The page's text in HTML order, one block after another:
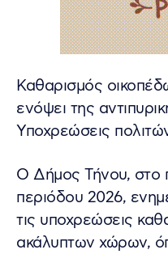
Καθαρισμός
ενόψει της
Υποχρεώσεις
Ο Δήμος Τήνου, στο
περιόδου 2026,
τις υποχρεώσεις
ακάλυπτων χώρων,